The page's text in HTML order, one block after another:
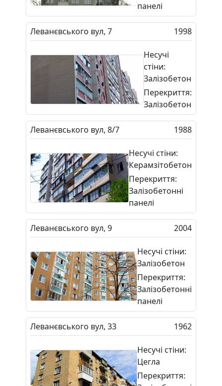
панелі
Леванєвського вул, 7 1998
Несучі
стіни:
Залізобетон
Перекриття:
Залізобетон
Леванєвського вул, 8/7 1988
Несучі стіни:
Керамзітобетон
Перекриття:
Залізобетонні
панелі
Леванєвського вул, 9 2004
Несучі стіни:
Залізобетон
Перекриття:
Залізобетонні
панелі
Леванєвського вул, 33 1962
Несучі стіни:
Цегла
Перекриття: